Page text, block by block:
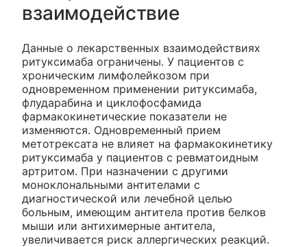
взаимодействие
Данные о лекарственных взаимодействиях
ритуксимаба ограничены. У пациентов с
хроническим лимфолейкозом при
одновременном применении ритуксимаба,
флударабина и циклофосфамида
фармакокинетические показатели не
изменяются. Одновременный прием
метотрексата не влияет на фармакокинетику
ритуксимаба у пациентов с ревматоидным
артритом. При назначении с другими
моноклональными антителами с
диагностической или лечебной целью
больным, имеющим антитела против белков
мыши или антихимерные антитела,
увеличивается риск аллергических реакций.